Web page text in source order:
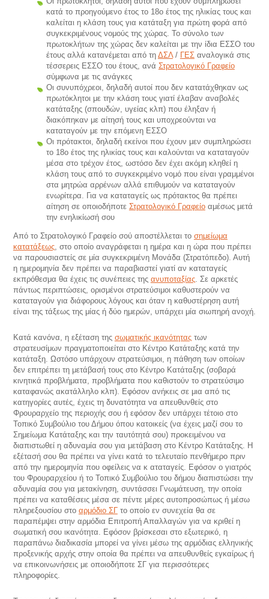
κατά το προηγούμενο έτος το 18ο έτος της ηλικίας τους και
καλείται η κλάση τους για κατάταξη για πρώτη φορά από
συγκεκριμένους νομούς της χώρας. Το σύνολο των
πρωτοκλήτων της χώρας δεν καλείται με την ίδια ΕΣΣΟ του
έτους αλλά κατανέμεται από τη ΔΣΛ/ ΓΕΣαναλογικά στις
τέσσερεις ΕΣΣΟ του έτους, ανά Στρατολογικό Γραφείο
σύμφωνα με τις ανάγκες
Οι συνυπόχρεοι, δηλαδή αυτοί που δεν κατατάχθηκαν ως
πρωτόκλητοι με την κλάση τους γιατί έλαβαν αναβολές
κατάταξης (σπουδών, υγείας κλπ) που έληξαν ή
διακόπηκαν με αίτησή τους και υποχρεούνται να
καταταγούν με την επόμενη ΕΣΣΟ
Οι πρότακτοι, δηλαδή εκείνοι που έχουν μεν συμπληρώσει
το 18ο έτος της ηλικίας τους και καλούνται να καταταγούν
μέσα στο τρέχον έτος, ωστόσο δεν έχει ακόμη κληθεί η
κλάση τους από το συγκεκριμένο νομό που είναι γραμμένοι
στα μητρώα αρρένων αλλά επιθυμούν να καταταγούν
ενωρίτερα. Για να καταταγείς ως πρότακτος θα πρέπει
αίτηση σε οποιοδήποτε Στρατολογικό Γραφείοαμέσως μετά
την ενηλικίωσή σου
Από το Στρατολογικό Γραφείο σού αποστέλλεται το σημείωμα
κατατάξεως, στο οποίο αναγράφεται η ημέρα και η ώρα που πρέπει
να παρουσιαστείς σε μία συγκεκριμένη Μονάδα (Στρατόπεδο). Αυτή
η ημερομηνία δεν πρέπει να παραβιαστεί γιατί αν καταταγείς
εκπρόθεσμα θα έχεις τις συνέπειες της ανυποταξίας. Σε αρκετές
πάντως περιπτώσεις, ορισμένοι στρατεύσιμοι καθυστερούν να
καταταγούν για διάφορους λόγους και όταν η καθυστέρηση αυτή
είναι της τάξεως της μίας ή δύο ημερών, υπάρχει μία σιωπηρή ανοχή.
Κατά κανόνα, η εξέταση της σωματικής ικανότηταςτων
στρατευσίμων πραγματοποιείται στο Κέντρο Κατάταξης κατά την
κατάταξη. Ωστόσο υπάρχουν στρατεύσιμοι, η πάθηση των οποίων
δεν επιτρέπει τη μετάβασή τους στο Κέντρο Κατάταξης (σοβαρά
κινητικά προβλήματα, προβλήματα που καθιστούν το στρατεύσιμο
καταφανώς ακατάλληλο κλπ). Εφόσον ανήκεις σε μια από τις
κατηγορίες αυτές, έχεις τη δυνατότητα να απευθυνθείς στο
Φρουραρχείο της περιοχής σου ή εφόσον δεν υπάρχει τέτοιο στο
Τοπικό Συμβούλιο του Δήμου όπου κατοικείς (να έχεις μαζί σου το
Σημείωμα Κατάταξης και την ταυτότητά σου) προκειμένου να
διαπιστωθεί η αδυναμία σου για μετάβαση στο Κέντρο Κατάταξης. Η
εξέτασή σου θα πρέπει να γίνει κατά το τελευταίο πενθήμερο πριν
από την ημερομηνία που οφείλεις να κ αταταγείς. Εφόσον ο γιατρός
του Φρουραρχείου ή το Τοπικό Συμβούλιο του δήμου διαπιστώσει την
αδυναμία σου για μετακίνηση, συντάσσει Γνωμάτευση, την οποία
πρέπει να καταθέσεις μέσα σε πέντε μέρες αυτοπροσώπως ή μέσω
πληρεξουσίου στο αρμόδιο ΣΓτο οποίο εν συνεχεία θα σε
παραπέμψει στην αρμόδια Επιτροπή Απαλλαγών για να κριθεί η
σωματική σου ικανότητα. Εφόσον βρίσκεσαι στο εξωτερικό, η
παραπάνω διαδικασία μπορεί να γίνει μέσω της αρμόδιας ελληνικής
προξενικής αρχής στην οποία θα πρέπει να απευθυνθείς εγκαίρως ή
να επικοινωνήσεις με οποιοδήποτε ΣΓ για περισσότερες
πληροφορίες.